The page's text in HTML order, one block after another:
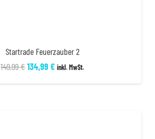
Startrade Feuerzauber 2
149,99€Ursprünglicher
134,99€Aktueller
inkl. MwSt.